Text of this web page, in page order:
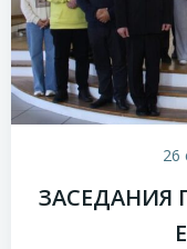
26
ЗАСЕДАНИЯ